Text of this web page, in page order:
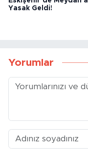
Eskişehir’de Meydan'a
Yasak Geldi!
Yorumlar